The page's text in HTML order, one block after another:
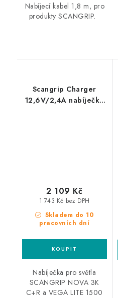
Nabíjecí kabel 1,8 m, pro
produkty SCANGRIP.
Scangrip Charger
12,6V/2,4A nabíječka
Skladem do 10
pracovních dní
1 743 Kč bez DPH
2 109 Kč
Nabíječka pro světla
SCANGRIP NOVA 3K
C+R a VEGA LITE 1500